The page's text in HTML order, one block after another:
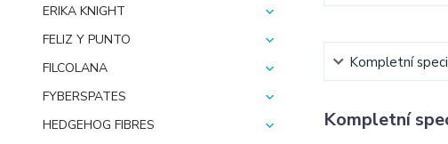
ERIKA KNIGHT
FELIZ Y PUNTO
FILCOLANA
FYBERSPATES
HEDGEHOG FIBRES
Kompletní
Kompletní